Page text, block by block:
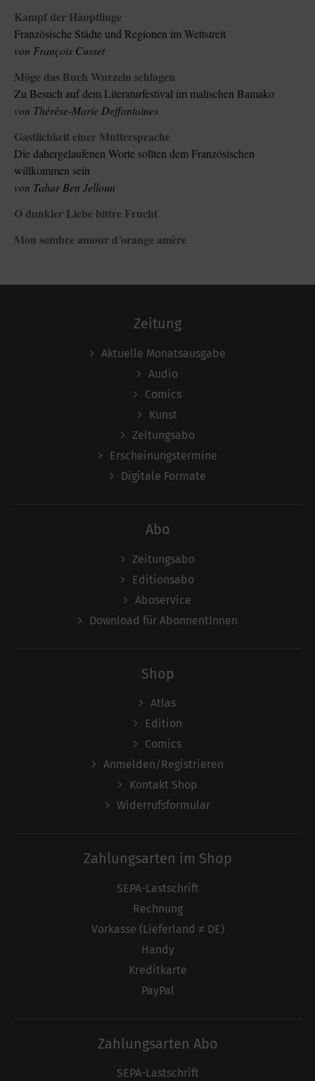
Kampf der Häuptlinge
Französische Städte und Regionen im Wettstreit
von François Cusset
Möge das Buch Wurzeln schlagen
Zu Besuch auf dem Literaturfestival im malischen Bamako
von Thérèse-Marie Deffontaines
Gastlichkeit einer Muttersprache
Die dahergelaufenen Worte sollten dem Französischen
willkommen sein
von Tahar Ben Jelloun
O dunkler Liebe bittre Frucht
Mon sombre amour d’orange amère
Zeitung
Aktuelle Monatsausgabe
Audio
Comics
Kunst
Zeitungsabo
Erscheinungstermine
Digitale Formate
Abo
Zeitungsabo
Editionsabo
Aboservice
Download für AbonnentInnen
Shop
Atlas
Edition
Comics
Anmelden/Registrieren
Kontakt Shop
Widerrufsformular
Zahlungsarten im Shop
SEPA-Lastschrift
Rechnung
Vorkasse (Lieferland ≠ DE)
Handy
Kreditkarte
PayPal
Zahlungsarten Abo
SEPA-Lastschrift